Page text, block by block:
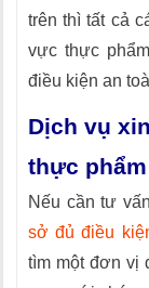
trên thì tất cả
vực thực
điều kiện an
Dịch vụ
thực phẩm
Nếu cần tư
sở đủ điều
tìm một đơn vị